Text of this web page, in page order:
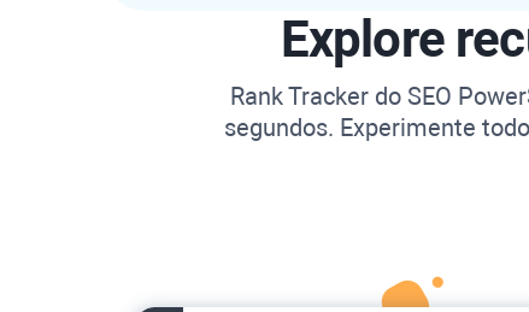
Explore
Rank Tracker do SEO
segundos. Experimente